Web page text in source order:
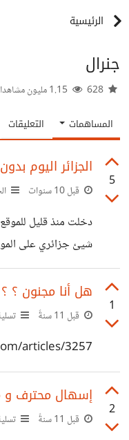
الرئيسية
جنرال
المساهمات التعليقات
5
الجزائر اليوم
قبل 10 سنوات
شيئ جزائري على
، لا أرى في ذلك
لكن الأمر ذكرني
إمتحانات شهادة
1
هل أنا مجنون ؟ ؟
قبل 11 سنةً
articles/3257/
2
إ​سهال محترف
قبل 11 سنةً